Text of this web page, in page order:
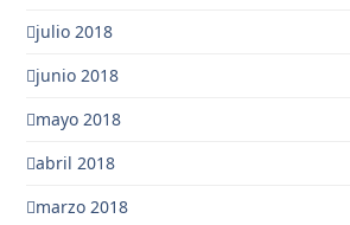
julio 2018
junio 2018
mayo 2018
abril 2018
marzo 2018